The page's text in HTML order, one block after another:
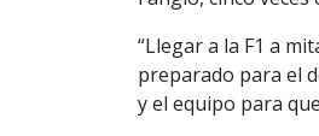
“Llegar a la F1 a
preparado para el
y el equipo para